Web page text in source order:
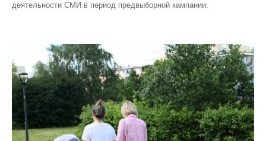
деятельности СМИ в период предвыборной кампании.